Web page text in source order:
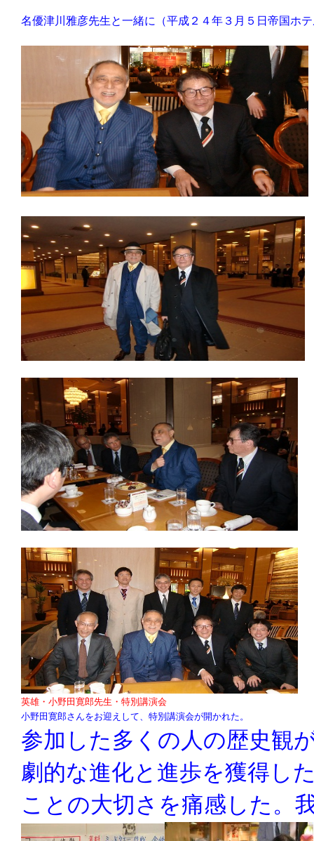
名優津川雅彦先生と一緒に（平成２４年３月５日帝国ホ
英雄・小野田寛郎先生・特別講演会
小野田寛郎さんをお迎えして、特別講演会が開かれた。
参加した多くの人の歴史観
劇的な進化と進歩を獲得し
ことの大切さを痛感した。